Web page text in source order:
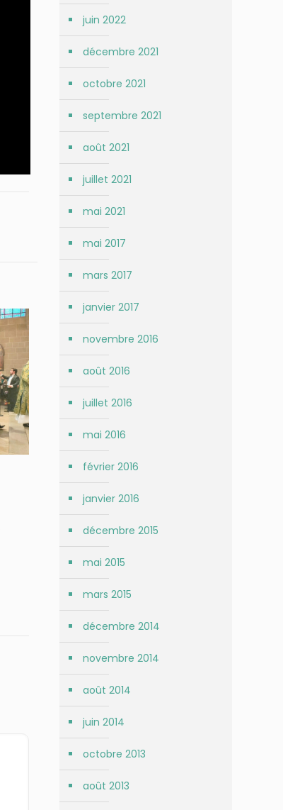
juin 2022
décembre 2021
octobre 2021
septembre 2021
août 2021
juillet 2021
mai 2021
mai 2017
mars 2017
janvier 2017
novembre 2016
août 2016
juillet 2016
mai 2016
février 2016
janvier 2016
décembre 2015
mai 2015
mars 2015
décembre 2014
novembre 2014
août 2014
juin 2014
octobre 2013
août 2013